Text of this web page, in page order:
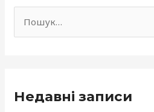
т
Недавні записи
o